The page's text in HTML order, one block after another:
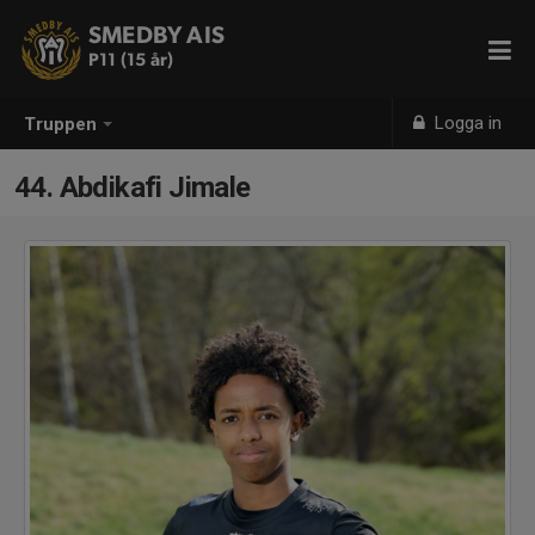
Truppen Logga in
SMEDBY AIS
P11 (15 år)
44. Abdikafi Jimale